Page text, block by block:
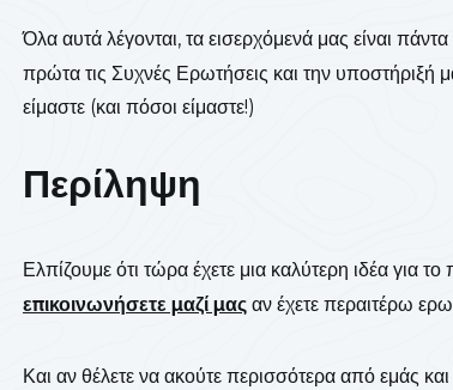
Όλα αυτά λέγονται, τα εισερχόμενά μας είναι
πρώτα τις Συχνές Ερωτήσεις και την υποστήριξή
είμαστε (και πόσοι είμαστε!)
Περίληψη
Ελπίζουμε ότι τώρα έχετε μια καλύτερη ιδέα για το
επικοινωνήσετε μαζί μας αν έχετε περαιτέρω
Και αν θέλετε να ακούτε περισσότερα από εμάς